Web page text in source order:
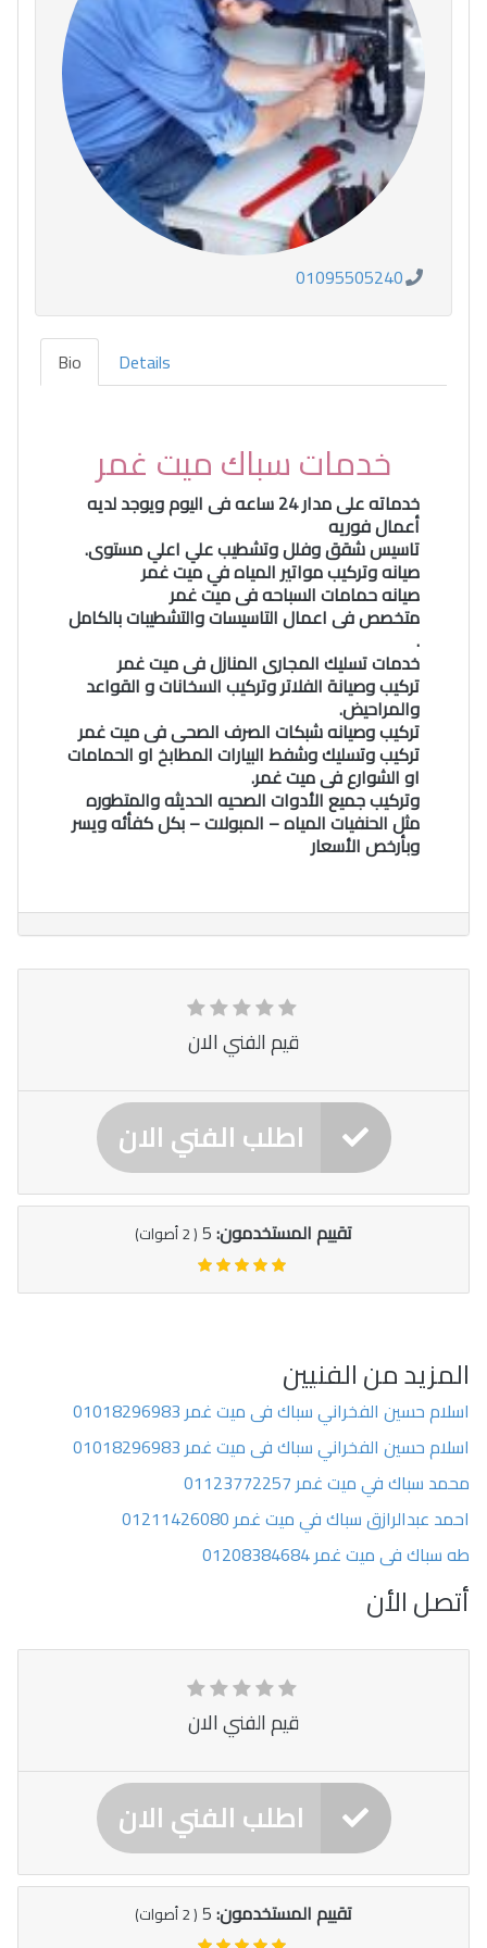
المزيد من الفنيين
اسلام حسين الفخراني سباك فى ميت غمر 01018296983
اسلام حسين الفخراني سباك فى ميت غمر 01018296983
محمد سباك في ميت غمر 01123772257
احمد عبدالرازق سباك في ميت غمر 01211426080
طه سباك فى ميت غمر 01208384684
أتصل الأن
قيم الفني الان
اطلب الفني الان
تقييم المستخدمون:5
(
2أصوات)
01095505240
Bio Details
خدمات سباك ميت غمر
خدماته على مدار 24 ساعه فى اليوم ويوجد لديه
أعمال فوريه
تاسيس شقق وفلل وتشطيب علي اعلي مستوى.
صيانه وتركيب مواتير المياه في ميت غمر
صيانه حمامات السباحه فى ميت غمر
متخصص فى اعمال التاسيسات والتشطيبات بالكامل
.
خدمات تسليك المجارى المنازل فى ميت غمر
تركيب وصيانة الفلاتر وتركيب السخانات و القواعد
والمراحيض.
تركيب وصيانه شبكات الصرف الصحى فى ميت غمر
تركيب وتسليك وشفط البيارات المطابخ او الحمامات
او الشوارع فى ميت غمر.
وتركيب جميع الأدوات الصحيه الحديثه والمتطوره
مثل الحنفيات المياه – المبولات – بكل كفأئه ويسر
وبأرخص الأسعار
قيم الفني الان
اطلب الفني الان
تقييم المستخدمون:5
(
2أصوات)